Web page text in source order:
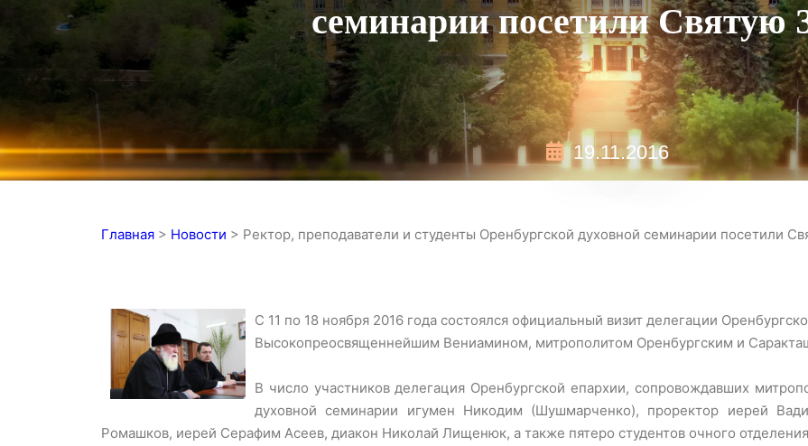
семинарии посетили Святую
19.11.2016
Главная > Новости > Ректор, преподаватели и студенты Оренбургской духовной семинарии посетили
С 11 по 18 ноября 2016 года состоялся официальный визит делегации
Высокопреосвященнейшим Вениамином, митрополитом Оренбургским и
В число участников делегация Оренбургской епархии, сопровождавших
духовной семинарии игумен Никодим (Шушмарченко), проректор иерей
Ромашков, иерей Серафим Асеев, диакон Николай Лищенюк, а также пятеро студентов очного